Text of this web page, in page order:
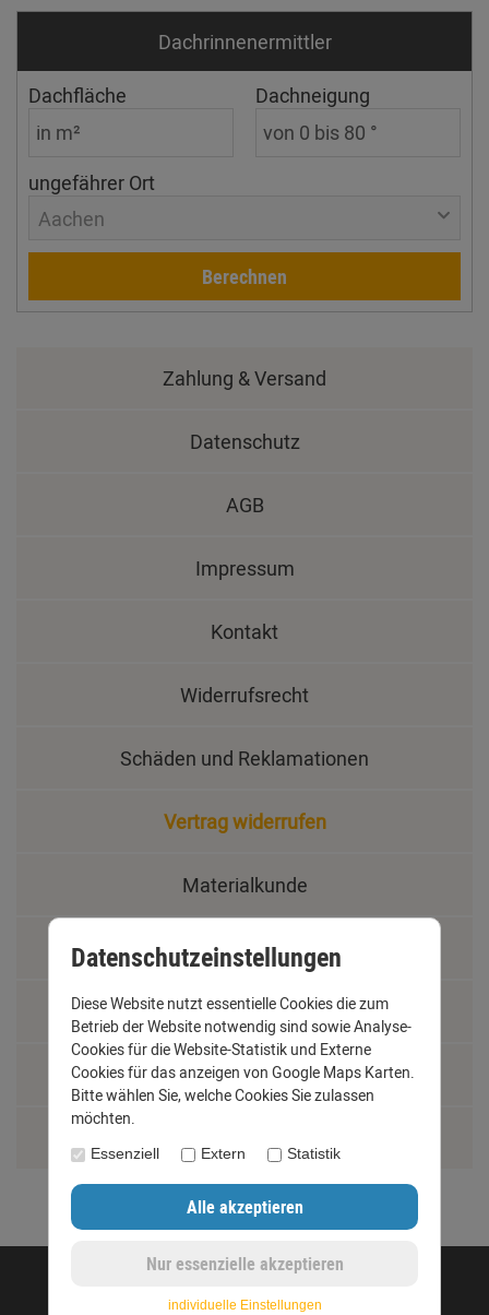
Dachrinnen­ermittler
Dachfläche Dachneigung
ungefährer Ort
Aachen
Berechnen
Zahlung & Versand
Datenschutz
AGB
Impressum
Kontakt
Widerrufsrecht
Schäden und Reklamationen
Vertrag widerrufen
Materialkunde
Fachbegriffe
Jobs
Montage und Installationshilfen
©opyright 2020 - www.dachrinnen-shop.de
Datenschutzeinstellungen
Diese Website nutzt essentielle Cookies die zum
Betrieb der Website notwendig sind sowie Analyse-
Cookies für die Website-Statistik und Externe
Cookies für das anzeigen von Google Maps Karten.
Bitte wählen Sie, welche Cookies Sie zulassen
möchten.
Essenziell Extern Statistik
individuelle Einstellungen